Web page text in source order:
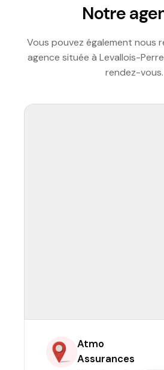
Notre
Vous pouvez également nous
agence située à Levallois-
rendez-vous.
Atmo
Assurances